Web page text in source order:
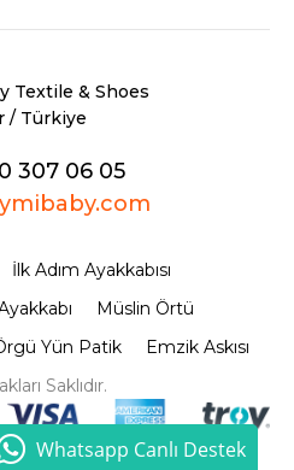
Textile & Shoes
/ Türkiye
307 06 05
İlk Adım Ayakkabısı
Müslin Örtü
Yün Patik
Emzik Askısı
Saklıdır.
Whatsapp Canlı Destek